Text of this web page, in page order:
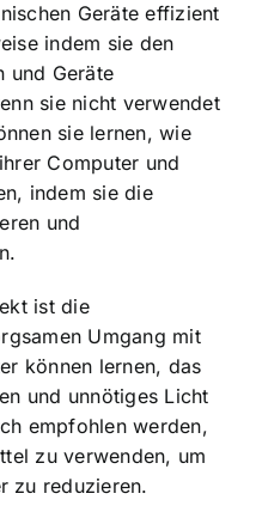
Geräte effizient
indem sie den
und Geräte
sie nicht verwendet
sie lernen, wie
Computer und
indem sie die
und
ist die
Umgang mit
können lernen, das
und unnötiges Licht
empfohlen werden,
zu verwenden, um
zu reduzieren.